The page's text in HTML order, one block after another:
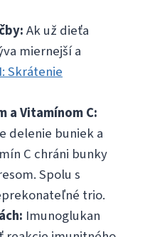
Ak už dieťa
miernejší a
Skrátenie
a Vitamínom C:
delenie buniek a
C chráni bunky
Spolu s
trio.
Imunoglukan